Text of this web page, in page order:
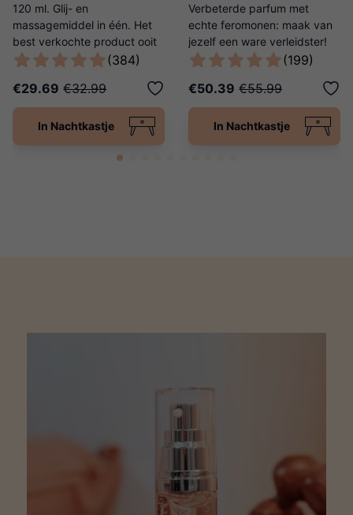
120 ml. Glij- en
massagemiddel in één. Het
best verkochte product ooit
van Ladies Night! (384)
€29.69 €32.99
In Nachtkastje
Verbeterde parfum met
echte feromonen: maak van
jezelf een ware verleidster!
(199)
€50.39 €55.99
In Nachtkastje